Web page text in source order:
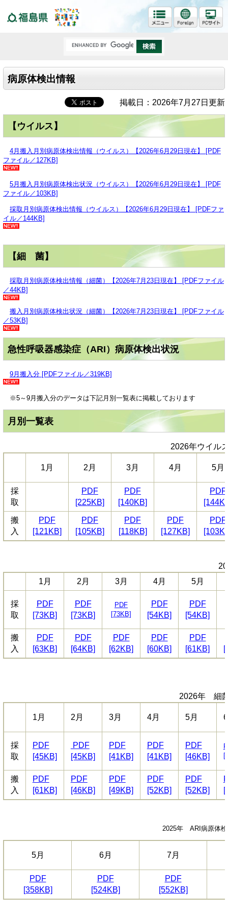
病原体検出情報
掲載日：2026年7月27日更新
【ウイルス】
4月搬入月別病原体検出情報（ウイルス）【2026年6月29日現在】 [PDF
ファイル／127KB]
5月搬入月別病原体検出状況（ウイルス）【2026年6月29日現在】 [PDF
ファイル／103KB]
採取月別病原体検出情報（ウイルス）【2026年6月29日現在】 [PDFファ
イル／144KB]
【細 菌】
採取月別病原体検出情報（細菌）【2026年7月23日現在】 [PDFファイル
／44KB]
搬入月別病原体検出状況（細菌）【2026年7月23日現在】 [PDFファイル
／53KB]
急性呼吸器感染症（ARI）病原体検出状況
9月搬入分 [PDFファイル／319KB]
※5～9月搬入分のデータは下記月別一覧表に掲載しております
月別一覧表
2026年ウイル
1月 2月 3月 4月 5月
採
取
PDF
[225KB]
PDF
[140KB]
PDF
搬
入
PDF
[121KB]
PDF
[105KB]
PDF
[118KB]
PDF
[127KB]
PDF
1月
2月 3月 4月 5月
採
取
PDF
[73KB]
PDF
[73KB]
PDF
[73KB]
PDF
[54KB]
PDF
[54KB]
搬
入
PDF
[63KB]
PDF
[64KB]
PDF
[62KB]
PDF
[60KB]
PDF
[61KB]
2026年 細
1月 2月 3月 4月 5月
採
取
PDF
[45KB]
PDF
[45KB]
PDF
[41KB]
PDF
[41KB]
PDF
[46KB]
[
搬
入
PDF
[61KB]
PDF
[46KB]
PDF
[49KB]
PDF
[52KB]
PDF
[52KB]
2025年 ARI病原体検
5月 6月 7月
PDF
[358KB]
PDF
[524KB]
PDF
[552KB]